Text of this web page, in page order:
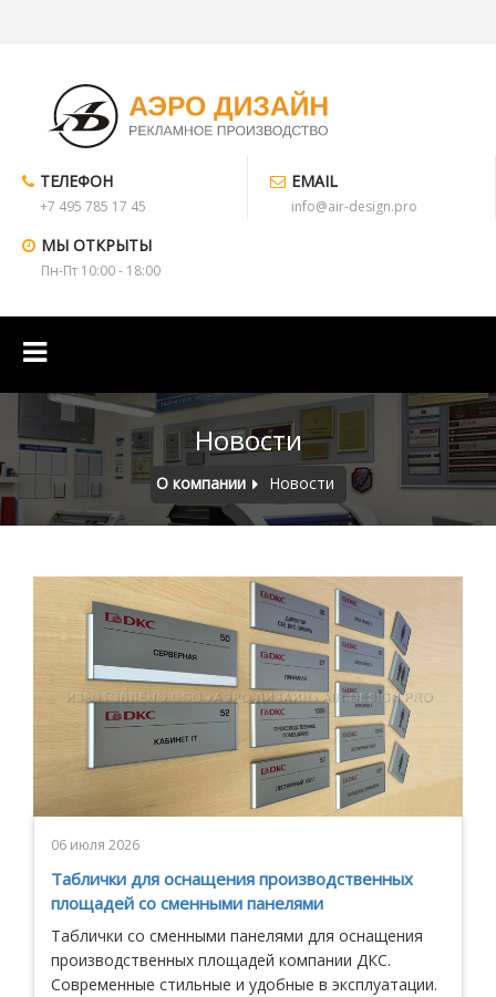
ТЕЛЕФОН
+7 495 785 17 45
EMAIL
info@air-design.pro
МЫ ОТКРЫТЫ
Пн-Пт 10:00 - 18:00
Новости
О компании Новости
06 июля 2026
Таблички для оснащения производственных
площадей со сменными панелями
Таблички со сменными панелями для оснащения
производственных площадей компании ДКС.
Современные стильные и удобные в эксплуатации.